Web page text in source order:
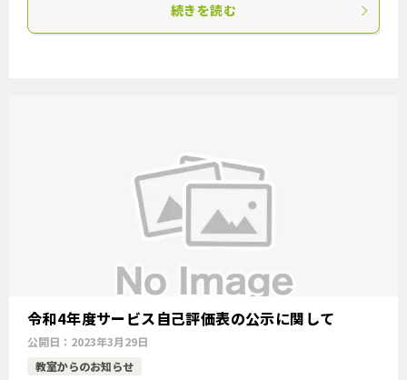
続きを読む
令和4年度サービス自己評価表の公示に関して
公開日： 2023年3月29日
教室からのお知らせ